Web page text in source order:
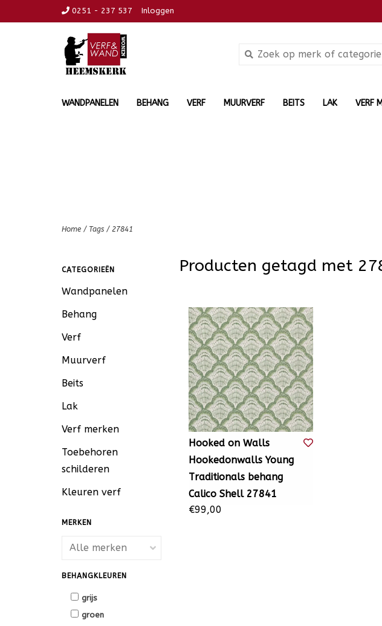
0251 - 237 537 Inloggen
WANDPANELEN BEHANG VERF MUURVERF BEITS LAK VERF
Home / Tags / 27841
CATEGORIEËN
Wandpanelen
Behang
Verf
Muurverf
Beits
Lak
Verf merken
Toebehoren
schilderen
Kleuren verf
MERKEN
BEHANGKLEUREN
grijs
groen
Producten getagd met
Hooked on Walls
Hookedonwalls Young
Traditionals behang
Calico Shell 27841
€99,00